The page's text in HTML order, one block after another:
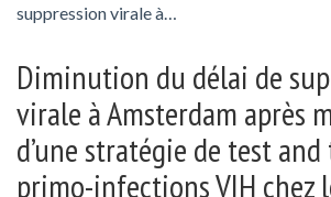
suppression virale à…
Diminution du délai de
virale à Amsterdam après
d’une stratégie de test
primo-infections VIH chez